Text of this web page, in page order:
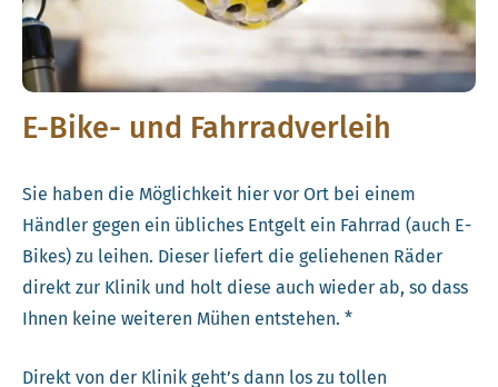
E-Bike- und Fahrradverleih
Sie haben die Möglichkeit hier vor Ort bei einem
Händler gegen ein übliches Entgelt ein Fahrrad (auch E-
Bikes) zu leihen. Dieser liefert die geliehenen Räder
direkt zur Klinik und holt diese auch wieder ab, so dass
Ihnen keine weiteren Mühen entstehen. *
Direkt von der Klinik geht’s dann los zu tollen